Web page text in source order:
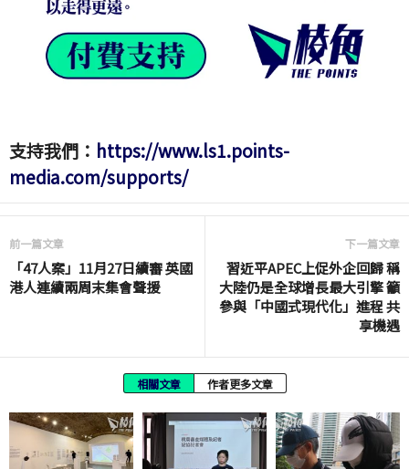
支持我們： https://www.ls1.points-
media.com/supports/
前一篇文章
「47人案」11月27日續審 英國
港人連續兩周末集會聲援
下一篇文章
習近平APEC上促外企回歸 稱
大陸仍是全球增長最大引擎 籲
參與「中國式現代化」進程 共
享機遇
相關文章 作者更多文章